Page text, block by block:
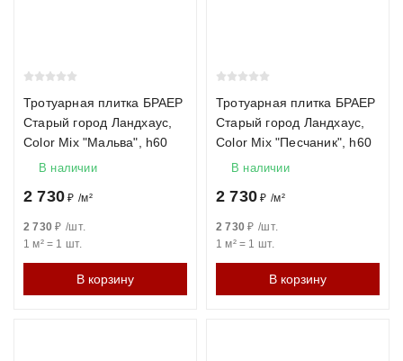
Тротуарная плитка БРАЕР
Старый город Ландхаус,
Color Mix "Мальва", h60
В наличии
2 730 ₽ /м²
2 730 ₽ /шт.
1 м²= 1 шт.
В корзину
Тротуарная плитка БРАЕР
Старый город Ландхаус,
Color Mix "Песчаник", h60
В наличии
2 730 ₽ /м²
2 730 ₽ /шт.
1 м²= 1 шт.
В корзину